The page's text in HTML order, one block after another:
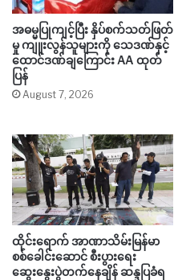
အဓမ္မပြုကျင့်ပြီး နှိပ်စက်သတ်ဖြတ်
မှု ကျူးလွန်သူများကို သေဒဏ်နှင့်
ထောင်ဒဏ်ချကြောင်း AA ထုတ်
ပြန်
August 7, 2026
ထိုင်းရောက် အာဏာသိမ်းမြန်မာ
စစ်ခေါင်းဆောင် စီးပွားရေး
ဆွေးနွေးပွဲတက်နေချိန် ဆန္ဒပြခံရ